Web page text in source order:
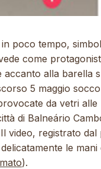
poco tempo,
come
accanto alla barella
5 maggio
da vetri alle
di Balneário
video, registrato
le mani
).